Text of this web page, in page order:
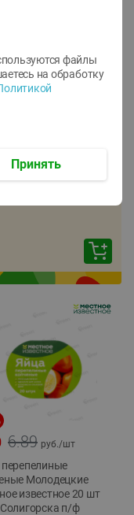
Икра сельди
Лунское
6.89 руб./шт
Молодецкие
известное 20 шт
п/ф
файлы
на обработку
Принять